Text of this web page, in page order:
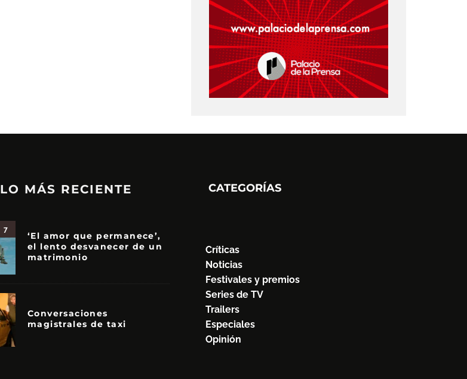
LO MÁS RECIENTE
7
‘El amor que permanece’,
el lento desvanecer de un
matrimonio
Conversaciones
magistrales de taxi
CATEGORÍAS
Críticas
Noticias
Festivales y premios
Series de TV
Trailers
Especiales
Opinión